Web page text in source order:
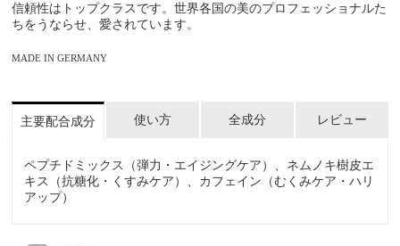
信頼性はトップクラスです。世界各国の美のプロフェッショナルた
ちをうならせ、愛されています。
MADE IN GERMANY
主要配合成分 使い方 全成分 レビュー
ペプチドミックス（弾力・エイジングケア）、ネムノキ樹皮エ
キス（抗糖化・くすみケア）、カフェイン（むくみケア・ハリ
アップ）